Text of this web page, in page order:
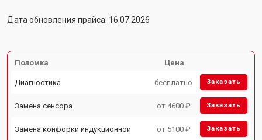
Дата обновления прайса: 16.07.2026
Поломка Цена
Диагностика бесплатно Заказать
Замена сенсора от 4600 ₽ Заказать
Замена конфорки индукционной от 5100 ₽ Заказать